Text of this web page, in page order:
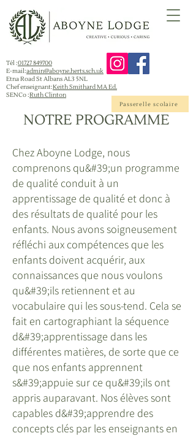
Tél :01727 849700
E-mail:admin@aboyne.herts.sch.uk
Etna Road St Albans AL3 5NL
Chef enseignant:Keith Smithard MA Ed.
SENCo :Ruth Clinton
Passerelle scolaire
NOTRE PROGRAMME
Chez Aboyne Lodge, nous
comprenons qu&#39;un programme
de qualité conduit à un
apprentissage de qualité et donc à
des résultats de qualité pour les
enfants. Nous avons soigneusement
réfléchi aux compétences que les
enfants doivent acquérir, aux
connaissances que nous voulons
qu&#39;ils retiennent et au
vocabulaire qui les sous-tend. Cela se
fait en cartographiant la séquence
d&#39;apprentissage dans les
différentes matières, de sorte que ce
que nos enfants apprennent
s&#39;appuie sur ce qu&#39;ils ont
appris auparavant. Nos élèves sont
capables d&#39;apprendre des
concepts clés par les enseignants en